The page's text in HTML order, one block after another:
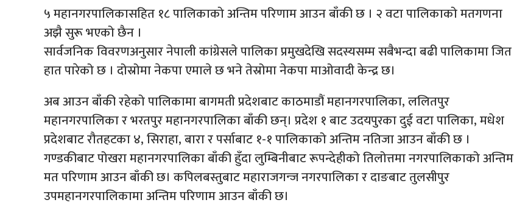
५ महानगरपालिकासहित १८ पालिकाको अन्तिम परिणाम आउन बाँकी छ । २ वटा पालिकाको मतगणना
अझै सुरू भएको छैन ।
सार्वजनिक विवरणअनुसार नेपाली कांग्रेसले पालिका प्रमुखदेखि सदस्यसम्म सबैभन्दा बढी पालिकामा जित
हात पारेको छ । दोस्रोमा नेकपा एमाले छ भने तेस्रोमा नेकपा माओवादी केन्द्र छ।
अब आउन बाँकी रहेको पालिकामा बागमती प्रदेशबाट काठमाडौं महानगरपालिका, ललितपुर
महानगरपालिका र भरतपुर महानगरपालिका बाँकी छन्। प्रदेश १ बाट उदयपुरका दुई वटा पालिका, मधेश
प्रदेशबाट रौतहटका ४, सिराहा, बारा र पर्साबाट १-१ पालिकाको अन्तिम नतिजा आउन बाँकी छ ।
गण्डकीबाट पोखरा महानगरपालिका बाँकी हुँदा लुम्बिनीबाट रूपन्देहीको तिलोत्तमा नगरपालिकाको अन्तिम
मत परिणाम आउन बाँकी छ। कपिलबस्तुबाट महाराजगन्ज नगरपालिका र दाङबाट तुलसीपुर
उपमहानगरपालिकामा अन्तिम परिणाम आउन बाँकी छ।